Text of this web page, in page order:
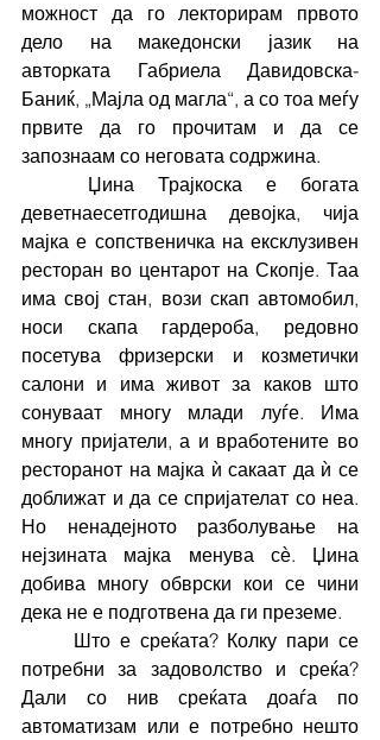
можност да го лекторирам првото
дело на македонски јазик на
авторката Габриела Давидовска-
Баниќ, „Мајла од магла“, а со тоа меѓу
првите да го прочитам и да се
запознаам со неговата содржина.
деветнаесетгодишна девојка, чија
мајка е сопственичка на ексклузивен
ресторан во центарот на Скопје. Таа
има свој стан, вози скап автомобил,
носи скапа гардероба, редовно
посетува фризерски и козметички
салони и има живот за каков што
сонуваат многу млади луѓе. Има
многу пријатели, а и вработените во
ресторанот на мајка ѝ сакаат да ѝ се
доближат и да се спријателат со неа.
Но ненадејното разболување на
нејзината мајка менува сѐ. Џина
добива многу обврски кои се чини
дека не е подготвена да ги преземе.
потребни за задоволство и среќа?
Дали со нив среќата доаѓа по
автоматизам или е потребно нешто